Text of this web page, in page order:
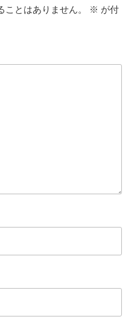
とはありません。 ※ が付